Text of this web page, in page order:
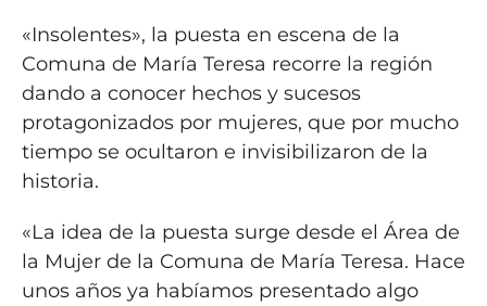
«Insolentes», la puesta en escena de la
Comuna de María Teresa recorre la región
dando a conocer hechos y sucesos
protagonizados por mujeres, que por mucho
tiempo se ocultaron e invisibilizaron de la
historia.
«La idea de la puesta surge desde el Área de
la Mujer de la Comuna de María Teresa. Hace
unos años ya habíamos presentado algo